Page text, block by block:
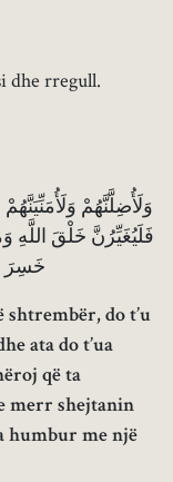
dhe rregull.
وَلَأُضِلَّنَّهُمْ
فَلَيُغَيِّرُنَّ خَلْقَ اللَّهِ
خَسِرَ
shtrembër, do t’u
ata do t’ua
që ta
merr shejtanin
humbur me një